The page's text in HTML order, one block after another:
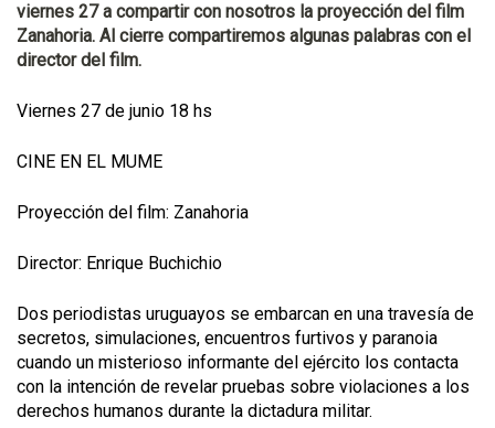
viernes 27 a compartir con nosotros la proyección del film
Zanahoria. Al cierre compartiremos algunas palabras con el
director del film.
Viernes 27 de junio 18 hs
CINE EN EL MUME
Proyección del film: Zanahoria
Director: Enrique Buchichio
Dos periodistas uruguayos se embarcan en una travesía de
secretos, simulaciones, encuentros furtivos y paranoia
cuando un misterioso informante del ejército los contacta
con la intención de revelar pruebas sobre violaciones a los
derechos humanos durante la dictadura militar.